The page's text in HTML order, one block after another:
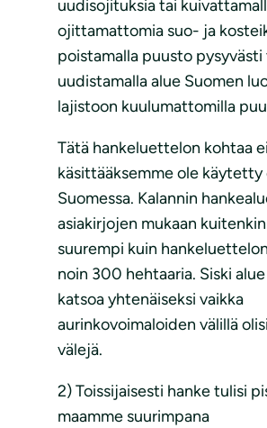
uudisojituksia tai
ojittamattomia suo- ja
poistamalla puusto pysyvästi
uudistamalla alue Suomen
lajistoon kuulumattomilla
Tätä hankeluettelon kohtaa ei
käsittääksemme ole käytetty
Suomessa. Kalannin
asiakirjojen mukaan
suurempi kuin
noin 300 hehtaaria. Siski
katsoa yhtenäiseksi vaikka
aurinkovoimaloiden välillä
välejä.
2) Toissijaisesti hanke tulisi
maamme suurimpana